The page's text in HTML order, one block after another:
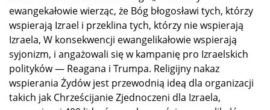
ewangekałowie wierząc, że Bóg błogosławi tych, którzy
wspierają Izrael i przeklina tych, którzy nie wspierają
Izraela, W konsekwencji ewangelikałowie wspierają
syjonizm, i angażowali się w kampanię pro Izraelskich
polityków — Reagana i Trumpa. Religijny nakaz
wspierania Żydów jest przewodnią ideą dla organizacji
takich jak Chrześcijanie Zjednoczeni dla Izraela,